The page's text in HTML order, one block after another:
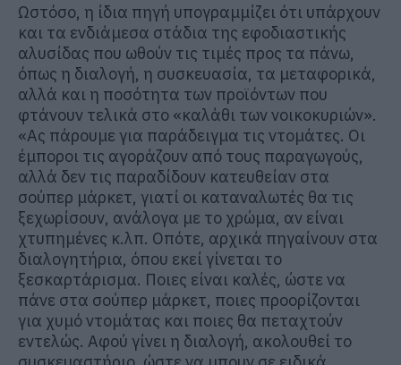
Ωστόσο, η ίδια πηγή υπογραμμίζει ότι υπάρχουν
και τα ενδιάμεσα στάδια της εφοδιαστικής
αλυσίδας που ωθούν τις τιμές προς τα πάνω,
όπως η διαλογή, η συσκευασία, τα μεταφορικά,
αλλά και η ποσότητα των προϊόντων που
φτάνουν τελικά στο «καλάθι των νοικοκυριών».
«Ας πάρουμε για παράδειγμα τις ντομάτες. Οι
έμποροι τις αγοράζουν από τους παραγωγούς,
αλλά δεν τις παραδίδουν κατευθείαν στα
σούπερ μάρκετ, γιατί οι καταναλωτές θα τις
ξεχωρίσουν, ανάλογα με το χρώμα, αν είναι
χτυπημένες κ.λπ. Οπότε, αρχικά πηγαίνουν στα
διαλογητήρια, όπου εκεί γίνεται το
ξεσκαρτάρισμα. Ποιες είναι καλές, ώστε να
πάνε στα σούπερ μάρκετ, ποιες προορίζονται
για χυμό ντομάτας και ποιες θα πεταχτούν
εντελώς. Αφού γίνει η διαλογή, ακολουθεί το